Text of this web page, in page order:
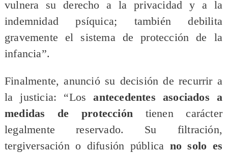
vulnera su derecho a la privacidad y a la
indemnidad psíquica; también debilita
gravemente el sistema de protección de la
infancia”.
Finalmente, anunció su decisión de recurrir a
la justicia: “Losantecedentes asociados a
medidas de protección tienen carácter
legalmente reservado. Su filtración,
tergiversación o difusión pública no solo es